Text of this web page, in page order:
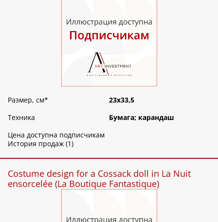
Размер, см*
23х33,5
Техника
Бумага; карандаш
Цена доступна подписчикам
История продаж (1)
Costume design for a Cossack doll in La Nuit
ensorcelée (La Boutique Fantastique)